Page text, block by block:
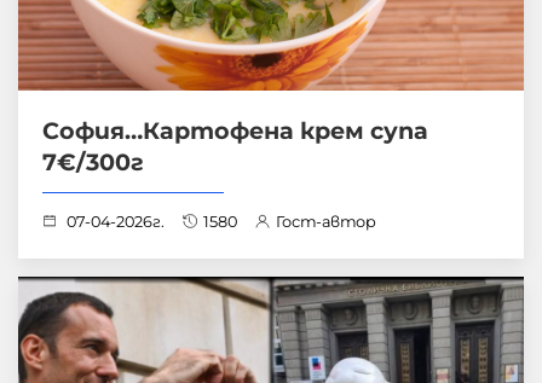
София…Картофена крем супа
7€/300г
07-04-2026г. 1580 Гост-автор